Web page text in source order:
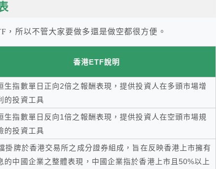
，所以不管大家要做多還是做空都很方便。
香港ETF說明
生指數單日正向2倍之報酬表現，提供投資人在多頭市場增
的投資工具
生指數單日反向1倍之報酬表現，提供投資人在空頭市場規
的投資工具
掛牌於香港交易所之成分證券組成，旨在反映香港上市擁有
的中國企業之整體表現，中國企業指於香港上市且50%以上